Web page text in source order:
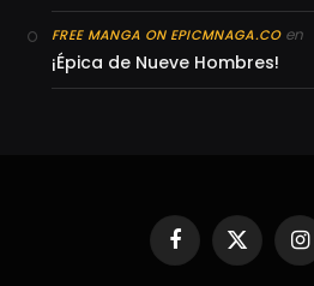
FREE MANGA ON EPICMNAGA.COen
¡Épica de Nueve Hombres!
Facebook
X
(Twitter)